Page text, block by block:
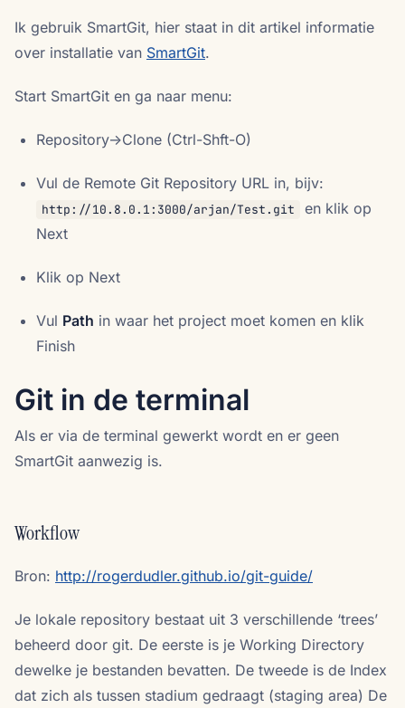
Ik gebruik SmartGit, hier staat in dit artikel informatie
over installatie van SmartGit.
Start SmartGit en ga naar menu:
Repository->Clone (Ctrl-Shft-O)
Vul de Remote Git Repository URL in, bijv:
http://10.8.0.1:3000/arjan/Test.git
en klik op
Next
Klik op Next
Vul Path in waar het project moet komen en klik
Finish
Git in de terminal
Als er via de terminal gewerkt wordt en er geen
SmartGit aanwezig is.
Workflow
Bron: http://rogerdudler.github.io/git-guide/
Je lokale repository bestaat uit 3 verschillende ‘trees’
beheerd door git. De eerste is je Working Directory
dewelke je bestanden bevatten. De tweede is de Index
dat zich als tussen stadium gedraagt (staging area) De